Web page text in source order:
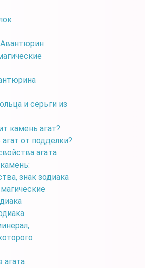
и серьги из
камень агат?
от подделки?
агата
знак зодиака
агата